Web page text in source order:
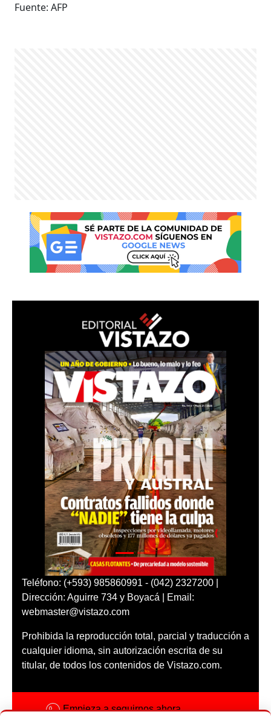
Fuente: AFP
Teléfono: (+593) 985860991 - (042) 2327200 |
Dirección: Aguirre 734 y Boyacá | Email:
webmaster@vistazo.com
Prohibida la reproducción total, parcial y traducción a
cualquier idioma, sin autorización escrita de su
titular, de todos los contenidos de Vistazo.com.
Empieza a seguirnos ahora